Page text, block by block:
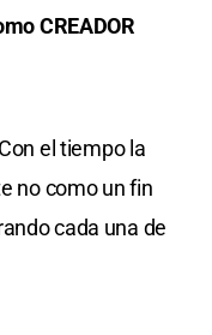
CREADOR
el tiempo la
no como un fin
cada una de